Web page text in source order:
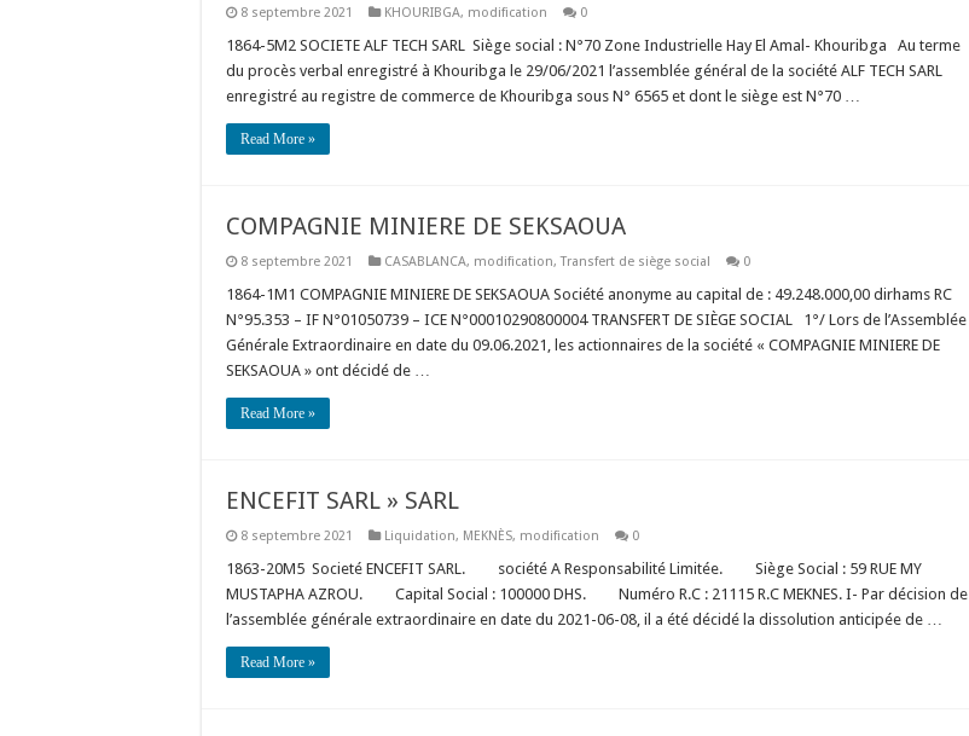
8 septembre 2021 KHOURIBGA, modification 0
1864-5M2 SOCIETE ALF TECH SARL Siège social : N°70 Zone Industrielle Hay El Amal- Khouribga Au terme
du procès verbal enregistré à Khouribga le 29/06/2021 l’assemblée général de la société ALF TECH SARL
enregistré au registre de commerce de Khouribga sous N° 6565 et dont le siège est N°70 …
Read More »
COMPAGNIE MINIERE DE SEKSAOUA
8 septembre 2021 CASABLANCA, modification,Transfert de siège social 0
1864-1M1 COMPAGNIE MINIERE DE SEKSAOUA Société anonyme au capital de : 49.248.000,00 dirhams RC
N°95.353 – IF N°01050739 – ICE N°00010290800004 TRANSFERT DE SIÈGE SOCIAL 1°/ Lors de l’Assemblée
Générale Extraordinaire en date du 09.06.2021, les actionnaires de la société « COMPAGNIE MINIERE DE
SEKSAOUA » ont décidé de …
Read More »
ENCEFIT SARL » SARL
8 septembre 2021 Liquidation, MEKNÈS, modification 0
1863-20M5 Societé ENCEFIT SARL. société A Responsabilité Limitée. Siège Social : 59 RUE MY
MUSTAPHA AZROU. Capital Social : 100000 DHS. Numéro R.C : 21115 R.C MEKNES. I- Par décision de
l’assemblée générale extraordinaire en date du 2021-06-08, il a été décidé la dissolution anticipée de …
Read More »